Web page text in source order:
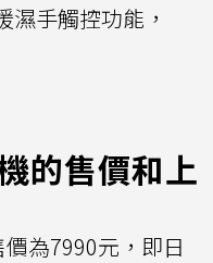
濕手觸控功能，
的售價和上
為7990元，即日